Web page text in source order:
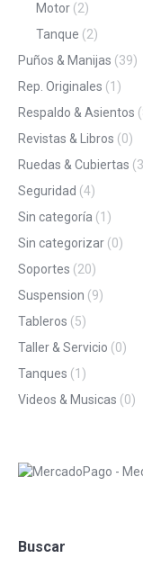
Motor (2)
Tanque (2)
Puños & Manijas (39)
Rep. Originales (1)
Respaldo & Asientos
Revistas & Libros (0)
Ruedas & Cubiertas
Seguridad (4)
Sin categoría (1)
Sin categorizar (0)
Soportes (20)
Suspension (9)
Tableros (5)
Taller & Servicio (0)
Tanques (1)
Videos & Musicas (0)
Buscar